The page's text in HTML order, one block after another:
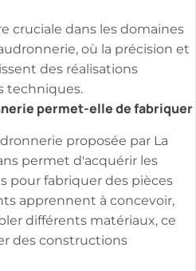
cruciale dans les domaines
où la précision et
des réalisations
techniques.
permet-elle de fabriquer
proposée par La
permet d'acquérir les
pour fabriquer des pièces
apprennent à concevoir,
différents matériaux, ce
des constructions